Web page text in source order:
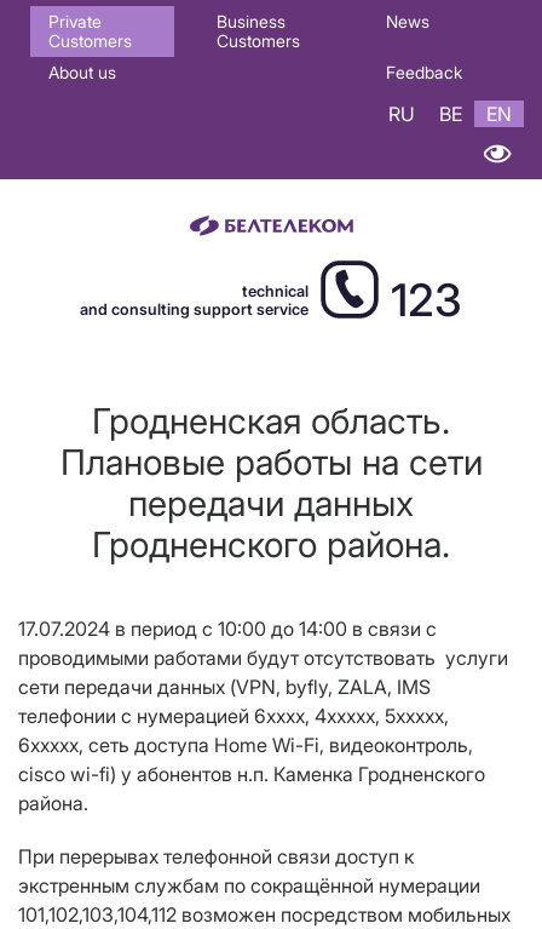
Основная
навигация
Private
Customers
Business
Customers
News
About us Feedback
RU BE EN
technical
and consulting support service
123
Гродненская область.
Плановые работы на сети
передачи данных
Гродненского района.
17.07.2024 в период с 10:00 до 14:00 в связи с
проводимыми работами будут отсутствовать услуги
сети передачи данных (VPN, byfly, ZALA, IMS
телефонии с нумерацией 6хххх, 4ххххх, 5ххххх,
6ххххх, сеть доступа Home Wi-Fi, видеоконтроль,
cisco wi-fi) у абонентов н.п. Каменка Гродненского
района.
При перерывах телефонной связи доступ к
экстренным службам по сокращённой нумерации
101,102,103,104,112 возможен посредством мобильных